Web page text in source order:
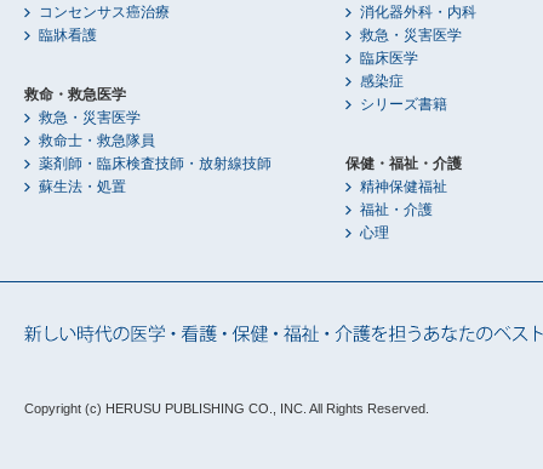
コンセンサス癌治療
臨牀看護
救命・救急医学
救急・災害医学
救命士・救急隊員
薬剤師・臨床検査技師・放射線技師
蘇生法・処置
消化器外科・内科
救急・災害医学
臨床医学
感染症
シリーズ書籍
保健・福祉・介護
精神保健福祉
福祉・介護
心理
Copyright (c) HERUSU PUBLISHING CO., INC. All Rights Reserved.